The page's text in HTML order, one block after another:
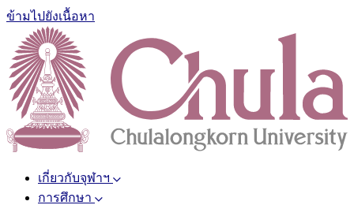
ข้ามไปยังเนื้อหา
เกี่ยวกับจุฬาฯ
การศึกษา